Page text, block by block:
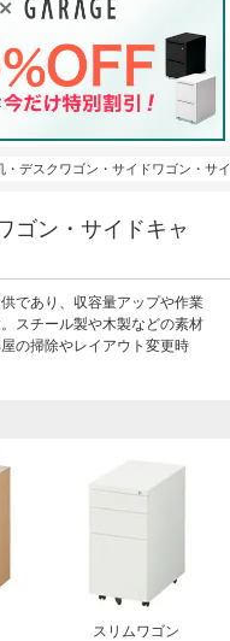
・デスクワゴン・サイドワゴン・サ
ゴン・サイドキャ
であり、収容量アップや作業
スチール製や木製などの素材
の掃除やレイアウト変更時
スリムワゴン